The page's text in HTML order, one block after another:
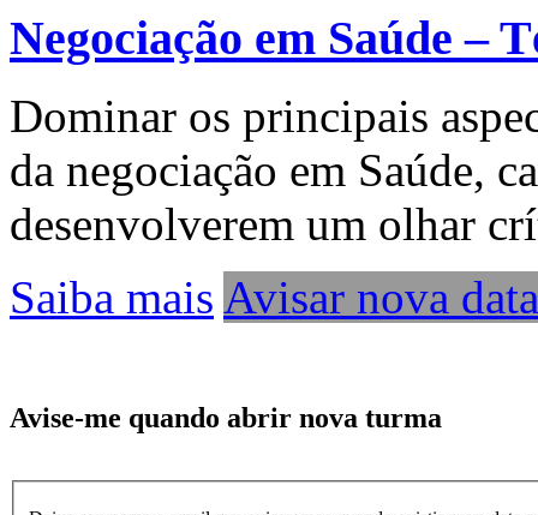
Negociação em Saúde –
Dominar os principais
da negociação em Saúde,
desenvolverem um olhar
Saiba mais Avisar nova data
Avise-me quando abrir nova turma